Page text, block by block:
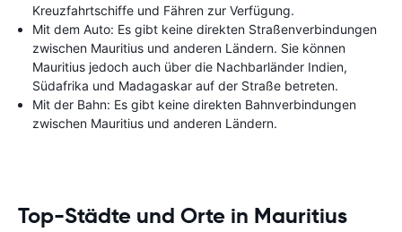
Kreuzfahrtschiffe und Fähren zur Verfügung.
Mit dem Auto: Es gibt keine direkten Straßenverbindungen
zwischen Mauritius und anderen Ländern. Sie können
Mauritius jedoch auch über die Nachbarländer Indien,
Südafrika und Madagaskar auf der Straße betreten.
Mit der Bahn: Es gibt keine direkten Bahnverbindungen
zwischen Mauritius und anderen Ländern.
Top-Städte und Orte in Mauritius